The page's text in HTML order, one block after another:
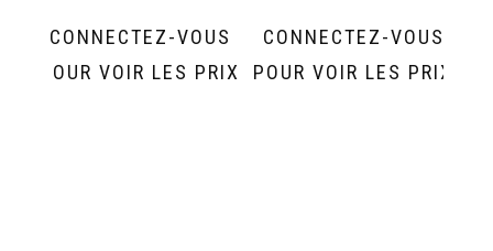
CONNECTEZ-VOUS
POUR VOIR LES PRIX
CONNECTEZ-VOUS
POUR VOIR LES PRIX